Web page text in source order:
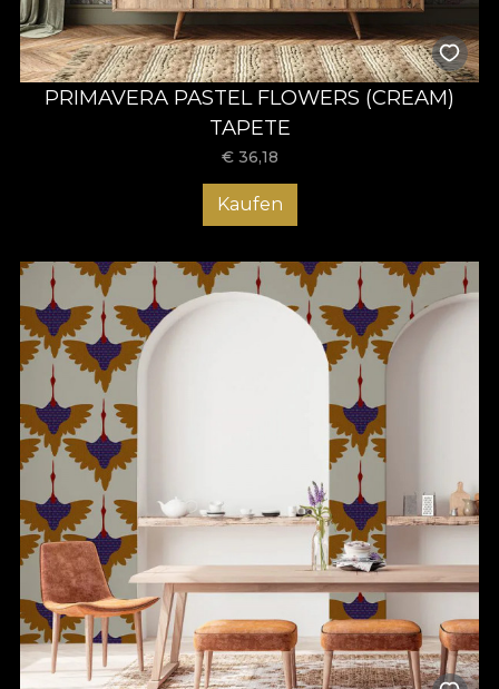
PRIMAVERA PASTEL FLOWERS (CREAM)
TAPETE
€ 36,18
Kaufen